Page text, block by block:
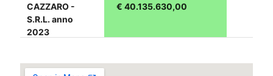
CAZZARO -
S.R.L. anno
2023
€ 40.135.630,00